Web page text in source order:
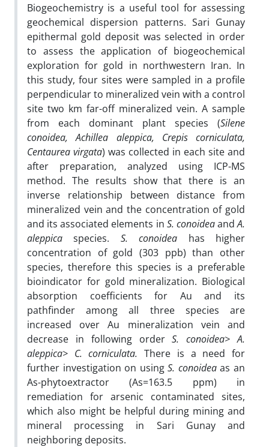
Biogeochemistry is a useful tool for assessing
geochemical dispersion patterns. Sari Gunay
epithermal gold deposit was selected in order
to assess the application of biogeochemical
exploration for gold in northwestern Iran. In
this study, four sites were sampled in a profile
perpendicular to mineralized vein with a control
site two km far-off mineralized vein. A sample
from each dominant plant species (Silene
conoidea, Achillea aleppica, Crepis corniculata,
Centaurea virgata) was collected in each site and
after preparation, analyzed using ICP-MS
method. The results show that there is an
inverse relationship between distance from
mineralized vein and the concentration of gold
and its associated elements in S. conoideaandA.
aleppica species. S. conoidea has higher
concentration of gold (303 ppb) than other
species, therefore this species is a preferable
bioindicator for gold mineralization. Biological
absorption coefficients for Au and its
pathfinder among all three species are
increased over Au mineralization vein and
decrease in following orderS. conoidea> A.
aleppica> C. corniculata. There is a need for
further investigation on usingS. conoideaas an
As-phytoextractor (As=163.5 ppm) in
remediation for arsenic contaminated sites,
which also might be helpful during mining and
mineral processing in Sari Gunay and
neighboring deposits.